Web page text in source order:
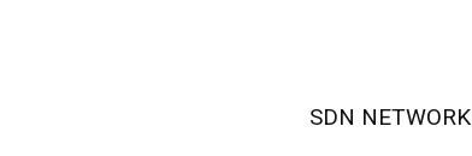
SDN NETWORK